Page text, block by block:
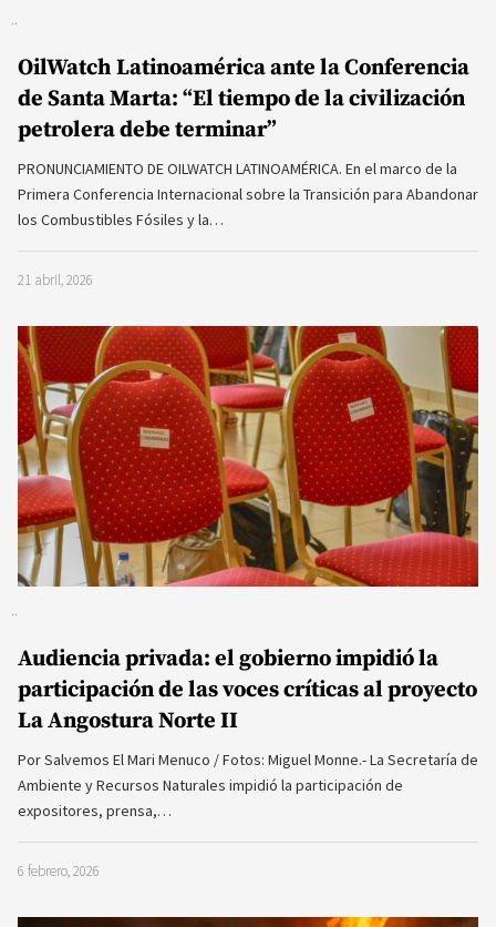
OilWatch Latinoamérica ante la Conferencia
de Santa Marta: “El tiempo de la civilización
petrolera debe terminar”
PRONUNCIAMIENTO DE OILWATCH LATINOAMÉRICA. En el marco de la
Primera Conferencia Internacional sobre la Transición para Abandonar
los Combustibles Fósiles y la…
21 abril, 2026
Audiencia privada: el gobierno impidió la
participación de las voces críticas al proyecto
La Angostura Norte II
Por Salvemos El Mari Menuco / Fotos: Miguel Monne.- La Secretaría de
Ambiente y Recursos Naturales impidió la participación de
expositores, prensa,…
6 febrero, 2026